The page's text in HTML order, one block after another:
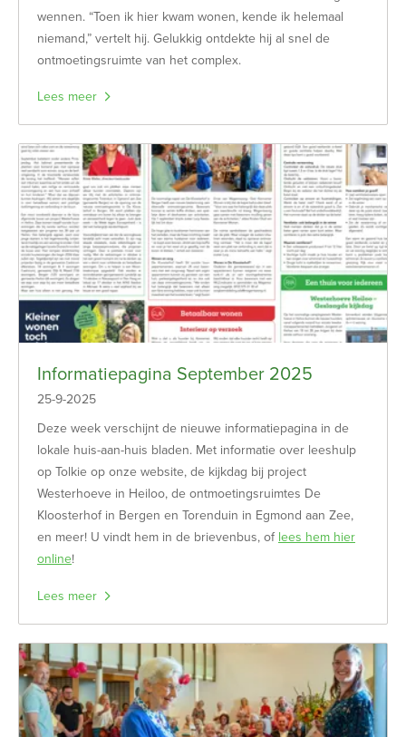
wennen. “Toen ik hier kwam wonen, kende ik helemaal
niemand,” vertelt hij. Gelukkig ontdekte hij al snel de
ontmoetingsruimte van het complex.
Lees meer
Informatiepagina September 2025
25-9-2025
Deze week verschijnt de nieuwe informatiepagina in de
lokale huis-aan-huis bladen. Met informatie over leeshulp
op Tolkie op onze website, de kijkdag bij project
Westerhoeve in Heiloo, de ontmoetingsruimtes De
Kloosterhof in Bergen en Torenduin in Egmond aan Zee,
en meer! U vindt hem in de brievenbus, of lees hem hier
online!
Lees meer